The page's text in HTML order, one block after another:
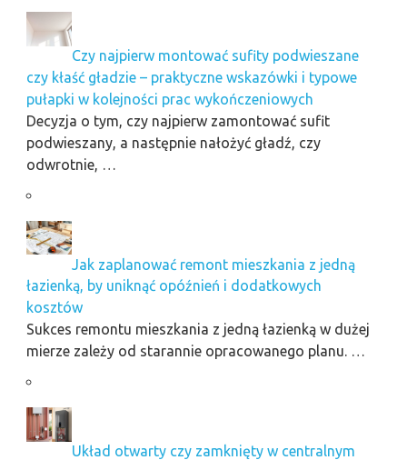
Czy najpierw montować sufity podwieszane
czy kłaść gładzie – praktyczne wskazówki i typowe
pułapki w kolejności prac wykończeniowych
Decyzja o tym, czy najpierw zamontować sufit
podwieszany, a następnie nałożyć gładź, czy
odwrotnie, …
Jak zaplanować remont mieszkania z jedną
łazienką, by uniknąć opóźnień i dodatkowych
kosztów
Sukces remontu mieszkania z jedną łazienką w dużej
mierze zależy od starannie opracowanego planu. …
Układ otwarty czy zamknięty w centralnym